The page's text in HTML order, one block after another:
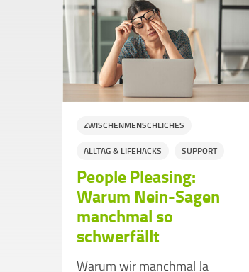
ZWISCHENMENSCHLICHES
ALLTAG & LIFEHACKS SUPPORT
People Pleasing:
Warum Nein-Sagen
manchmal so
schwerfällt
Warum wir manchmal Ja